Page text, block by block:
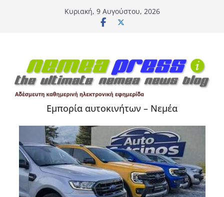
Κυριακή, 9 Αυγούστου, 2026
Εμπορία αυτοκινήτων – Νεμέα